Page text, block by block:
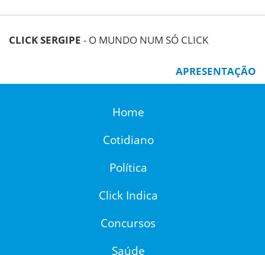
CLICK SERGIPE - O MUNDO NUM SÓ CLICK
APRESENTAÇÃO
Home
Cotidiano
Política
Click Indica
Concursos
Saúde